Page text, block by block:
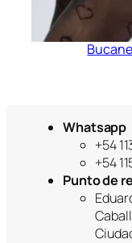
Whatsapp
+54
+54
Punto de